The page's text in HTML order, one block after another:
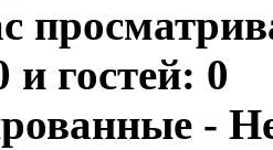
гостей: 0
-